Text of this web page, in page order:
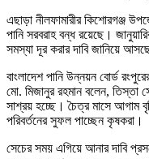
এছাড়া নীলফামারীর কিশোরগঞ্জ
পানি সরবরাহ বন্ধ রয়েছে।
সমস্যা দূর করার দাবি জানিয়ে
বাংলাদেশ পানি উন্নয়ন বোর্ড
মো. মিজানুর রহমান বলেন, তিস্তা
সাশ্রয় হচ্ছে। চৈত্র মাসে আগাম
পরিবর্তনের সুফল পাচ্ছেন কৃষকরা।
সেচের সময় এগিয়ে আনার দাবি